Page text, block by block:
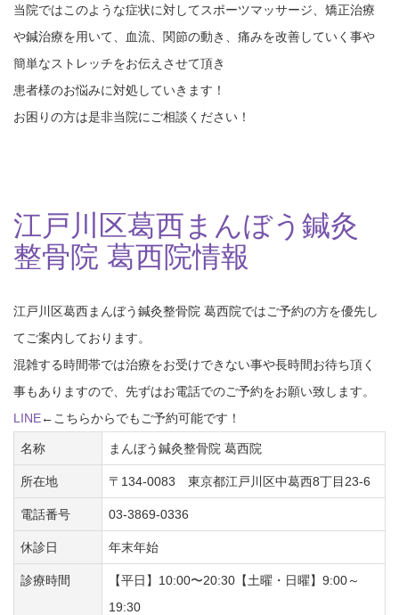
当院ではこのような症状に対してスポーツマッサージ、矯正治療
や鍼治療を用いて、血流、関節の動き、痛みを改善していく事や
簡単なストレッチをお伝えさせて頂き
患者様のお悩みに対処していきます！
お困りの方は是非当院にご相談ください！
江戸川区葛西まんぼう鍼灸
整骨院 葛西院情報
江戸川区葛西まんぼう鍼灸整骨院 葛西院ではご予約の方を優先し
てご案内しております。
混雑する時間帯では治療をお受けできない事や長時間お待ち頂く
事もありますので、先ずはお電話でのご予約をお願い致します。
LINE←こちらからでもご予約可能です！
名称 まんぼう鍼灸整骨院 葛西院
所在地 〒134-0083 東京都江戸川区中葛西8丁目23-6
電話番号 03-3869-0336
休診日 年末年始
診療時間
【平日】10:00〜20:30【土曜・日曜】9:00～
19:30